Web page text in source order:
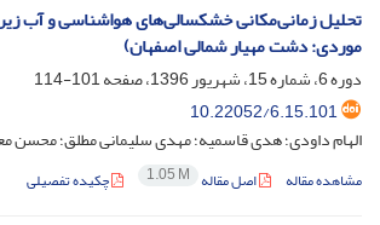
تحلیل زمانی‌مکانی خشکسالی‌های هواشناسی و آب
موردی: دشت مهیار شمالی اصفهان)
دوره 6، شماره 15، شهریور 1396، صفحه
101-114
10.22052/6.15.101
الهام داودی؛ هدی قاسمیه؛ مهدی سلیمانی مطلق؛ محسن
مشاهده مقاله اصل مقاله 1.05 M چکیده تفصیلی